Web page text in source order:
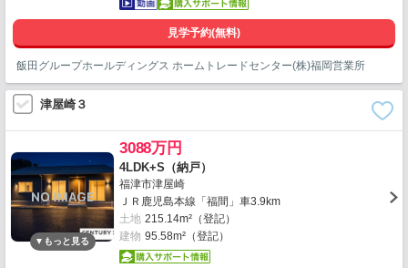
見学予約(無料)
飯田グループホールディングス ホームトレードセンター(株)福岡営業所
津屋崎３
3088万円
4LDK+S（納戸）
福津市津屋崎
ＪＲ鹿児島本線「福間」車3.9km
土地 215.14m²（登記）
建物 95.58m²（登記）